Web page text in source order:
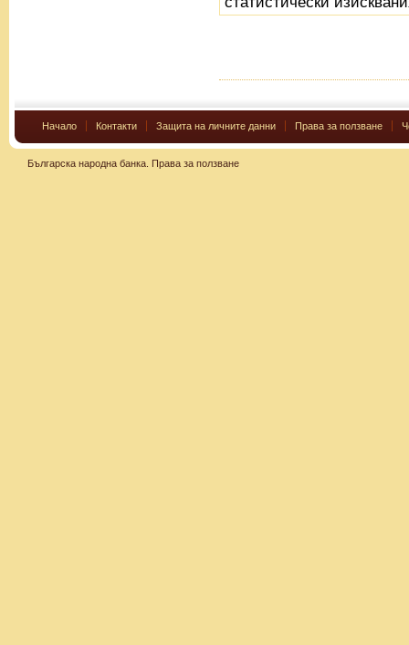
Начало Контакти Защита на личните данни Права за ползване
Българска народна банка. Права за ползване